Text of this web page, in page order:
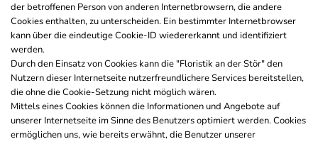
der betroffenen Person von anderen Internetbrowsern, die andere
Cookies enthalten, zu unterscheiden. Ein bestimmter Internetbrowser
kann über die eindeutige Cookie-ID wiedererkannt und identifiziert
werden.
Durch den Einsatz von Cookies kann die "Floristik an der Stör" den
Nutzern dieser Internetseite nutzerfreundlichere Services bereitstellen,
die ohne die Cookie-Setzung nicht möglich wären.
Mittels eines Cookies können die Informationen und Angebote auf
unserer Internetseite im Sinne des Benutzers optimiert werden. Cookies
ermöglichen uns, wie bereits erwähnt, die Benutzer unserer